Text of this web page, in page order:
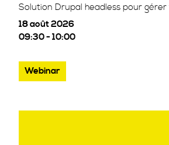
Solution Drupal headless pour
18 août 2026
09:30 - 10:00
Webinar